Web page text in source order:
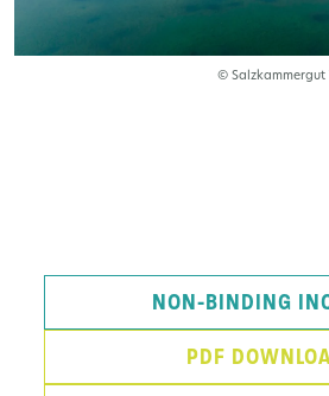
© Salzkammergut
NON-BINDING
PDF